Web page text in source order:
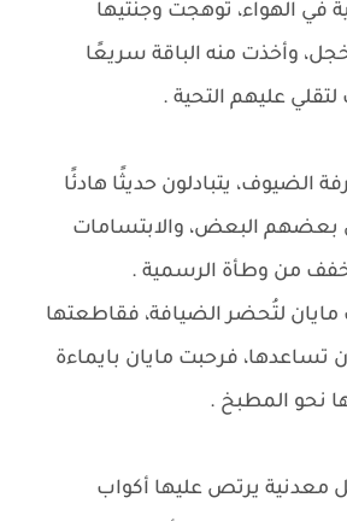
في الهواء، توهجت وجنتيها
وأخذت منه الباقة سريعًا
عليهم التحية .
يتبادلون حديثًا هادئًا
بعضهم البعض، والابتسامات
من وطأة الرسمية .
مايان لتُحضر الضيافة، فقاطعتها
فرحبت مايان بايماءة
نحو المطبخ .
معدنية يرتص عليها أكواب